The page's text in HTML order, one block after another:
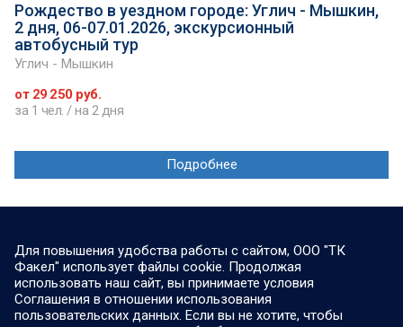
Рождество в уездном городе: Углич - Мышкин,
2 дня, 06-07.01.2026, экскурсионный
автобусный тур
Углич - Мышкин
от 29 250 руб.
за 1 чел. / на 2 дня
Подробнее
Для повышения удобства работы с сайтом, ООО "ТК
Факел" использует файлы cookie. Продолжая
использовать наш сайт, вы принимаете условия
Соглашения в отношении использования
пользовательских данных. Если вы не хотите, чтобы